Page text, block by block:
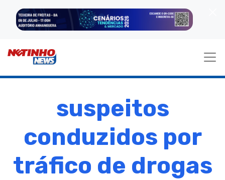
suspeitos
conduzidos por
tráfico de drogas